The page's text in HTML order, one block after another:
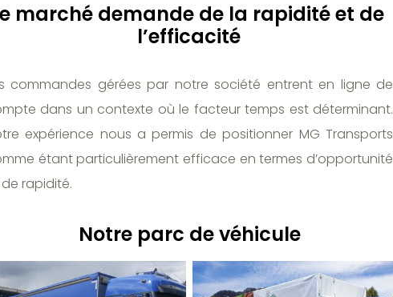
marché demande de la rapidité et de
l’efficacité
commandes gérées par notre société entrent en ligne de
dans un contexte où le facteur temps est déterminant.
expérience nous a permis de positionner MG Transports
étant particulièrement efficace en termes d’opportunité
rapidité.
Notre parc de véhicule